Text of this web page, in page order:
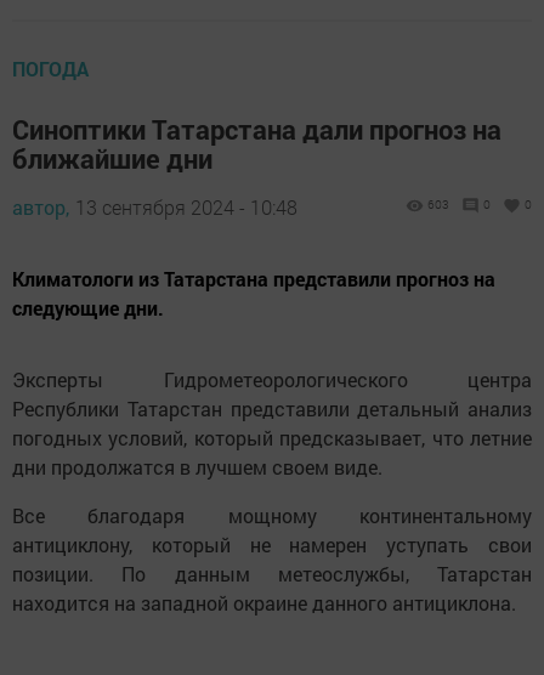
ПОГОДА
Синоптики Татарстана дали прогноз на
ближайшие дни
автор, 13 сентября 2024 - 10:48 603 0 0
Климатологи из Татарстана представили прогноз на
следующие дни.
Эксперты Гидрометеорологического центра
Республики Татарстан представили детальный анализ
погодных условий, который предсказывает, что летние
дни продолжатся в лучшем своем виде.
Все благодаря мощному континентальному
антициклону, который не намерен уступать свои
позиции. По данным метеослужбы, Татарстан
находится на западной окраине данного антициклона.